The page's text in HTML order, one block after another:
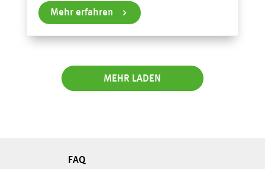
Mehr erfahren
MEHR LADEN
FAQ